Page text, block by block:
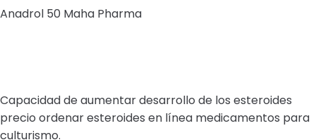
Anadrol 50 Maha Pharma
Capacidad de aumentar desarrollo de los esteroides
precio ordenar esteroides en línea medicamentos para
culturismo.